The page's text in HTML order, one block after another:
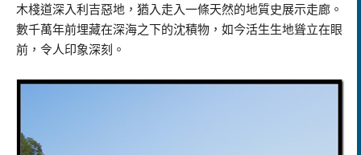
木棧道深入利吉惡地，猶入走入一條天然的地質史展示走廊。
數千萬年前埋藏在深海之下的沈積物，如今活生生地聳立在眼
前，令人印象深刻。